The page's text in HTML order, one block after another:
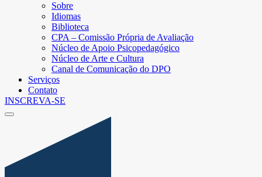
Sobre
Idiomas
Biblioteca
CPA – Comissão Própria de Avaliação
Núcleo de Apoio Psicopedagógico
Núcleo de Arte e Cultura
Canal de Comunicação do DPO
Serviços
Contato
INSCREVA-SE